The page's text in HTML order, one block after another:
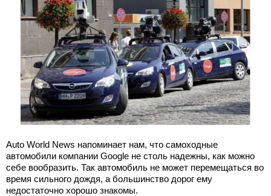
Auto World News напоминает нам, что самоходные
автомобили компании Google не столь надежны, как можно
себе вообразить. Так автомобиль не может перемещаться во
время сильного дождя, а большинство дорог ему
недостаточно хорошо знакомы.